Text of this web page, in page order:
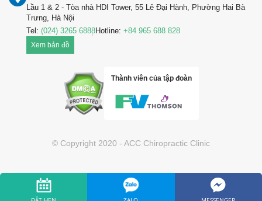
Lầu 1 & 2 - Tòa nhà HDI Tower, 55 Lê Đại Hành, Phường Hai Bà
Trưng, Hà Nội
Tel: (024) 3265 6888Hotline: +84 965 688 828
Xem bản đồ
Thành viên của tập đoàn
© Copyright 2020 - ACC Chiropractic Clinic